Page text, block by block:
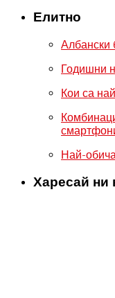
Елитно
Албански
Годишни
Кои са
Най-
Харесай ни